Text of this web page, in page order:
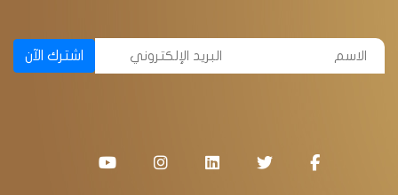
اشترك الآن